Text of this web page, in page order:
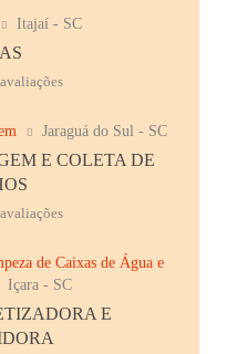
Itajaí - SC
Jaraguá do Sul - SC
E COLETA DE
de Caixas de Água e
Içara - SC
E